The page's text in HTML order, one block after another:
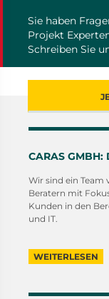
Sie haben
Projekt
Schreiben Sie
CARAS GMBH:
Wir sind ein Team
Beratern mit
Kunden in den
und IT.
WEITERLESEN